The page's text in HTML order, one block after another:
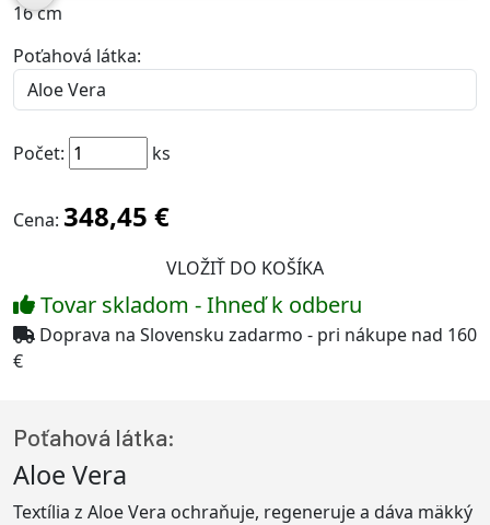
16cm
Poťahová látka:
Počet: ks
Cena: 348,45 €
Tovar skladom - Ihneď k odberu
Doprava na Slovensku zadarmo - pri nákupe nad 160
€
Poťahová látka:
Aloe Vera
Textília z Aloe Vera ochraňuje, regeneruje a dáva mäkký